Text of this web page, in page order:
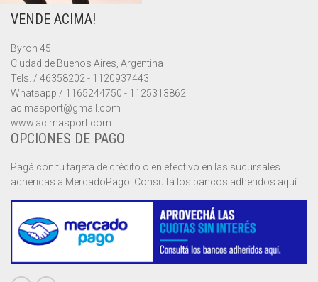
PANTALONES
REMERAS
MANGA CORTA
SIN MANGAS
SHORTS
SHORT DEPORTIVO
SHORT POLLERA
PANTALONES
REMERAS
SHORTS
CHALECOS
MUSCULOSAS
PANTALONES
SHORTS
VENDE ACIMA!
Byron 45
Ciudad de Buenos Aires, Argentina
Tels. / 46358202 - 1120937443
Whatsapp / 1165244750 - 1125313862
acimasport@gmail.com
www.acimasport.com
OPCIONES DE PAGO
Pagá con tu tarjeta de crédito o en efectivo en las sucursales
adheridas a MercadoPago. Consultá los bancos adheridos aquí.